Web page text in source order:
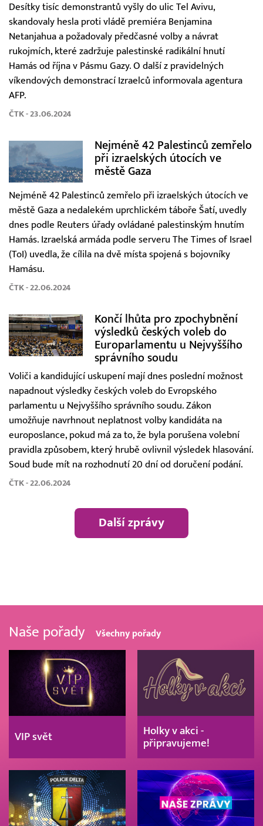
Desítky tisíc demonstrantů vyšly do ulic Tel Avivu,
skandovaly hesla proti vládě premiéra Benjamina
Netanjahua a požadovaly předčasné volby a návrat
rukojmích, které zadržuje palestinské radikální hnutí
Hamás od října v Pásmu Gazy. O další z pravidelných
víkendových demonstrací Izraelců informovala agentura
AFP.
ČTK - 23.06.2024
Nejméně 42 Palestinců zemřelo
při izraelských útocích ve
městě Gaza
Nejméně 42 Palestinců zemřelo při izraelských útocích ve
městě Gaza a nedalekém uprchlickém táboře Šatí, uvedly
dnes podle Reuters úřady ovládané palestinským hnutím
Hamás. Izraelská armáda podle serveru The Times of Israel
(ToI) uvedla, že cílila na dvě místa spojená s bojovníky
Hamásu.
ČTK - 22.06.2024
Končí lhůta pro zpochybnění
výsledků českých voleb do
Europarlamentu u Nejvyššího
správního soudu
Voliči a kandidující uskupení mají dnes poslední možnost
napadnout výsledky českých voleb do Evropského
parlamentu u Nejvyššího správního soudu. Zákon
umožňuje navrhnout neplatnost volby kandidáta na
europoslance, pokud má za to, že byla porušena volební
pravidla způsobem, který hrubě ovlivnil výsledek hlasování.
Soud bude mít na rozhodnutí 20 dní od doručení podání.
ČTK - 22.06.2024
Další zprávy
Naše pořady Všechny pořady
VIP svět
Holky v akci -
připravujeme!